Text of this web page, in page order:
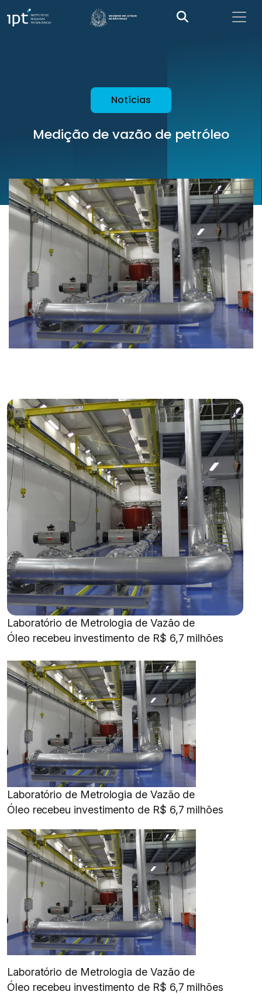
Notícias
Medição de vazão de petróleo
Laboratório de Metrologia de Vazão de
Óleo recebeu investimento de R$ 6,7 milhões
Laboratório de Metrologia de Vazão de
Óleo recebeu investimento de R$ 6,7 milhões
Laboratório de Metrologia de Vazão de
Óleo recebeu investimento de R$ 6,7 milhões